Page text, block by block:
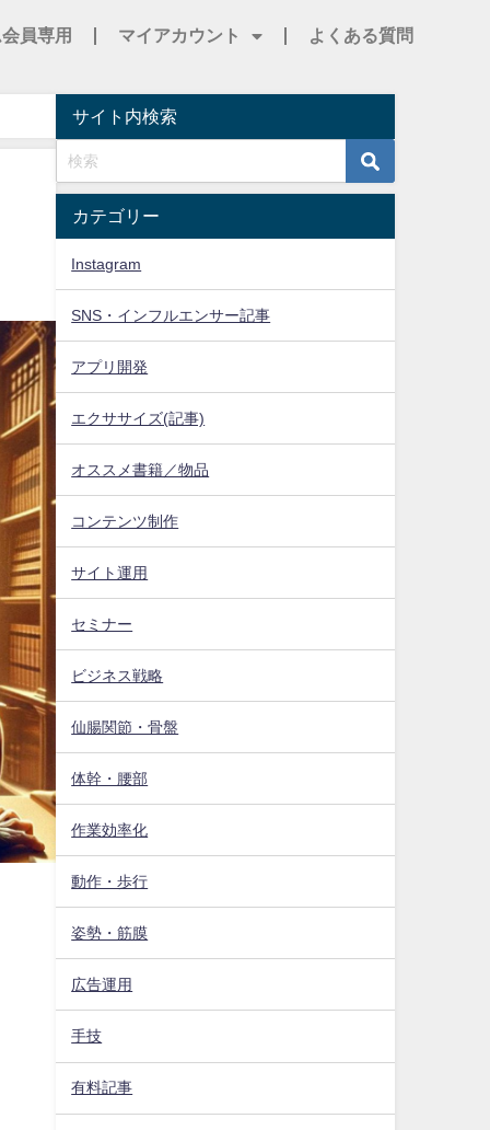
員専用 マイアカウント よくある質問
サイト内検索
カテゴリー
Instagram
SNS・インフルエンサー記事
アプリ開発
エクササイズ(記事)
オススメ書籍／物品
コンテンツ制作
サイト運用
セミナー
ビジネス戦略
仙腸関節・骨盤
体幹・腰部
作業効率化
動作・歩行
姿勢・筋膜
広告運用
手技
有料記事